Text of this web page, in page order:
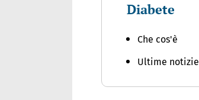
Diabete
Che cos'è
Ultime notizie